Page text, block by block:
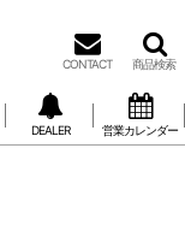
CONTACT 商品検索
DEALER 営業カレンダー